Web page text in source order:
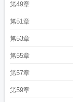
第49章
第51章
第53章
第55章
第57章
第59章